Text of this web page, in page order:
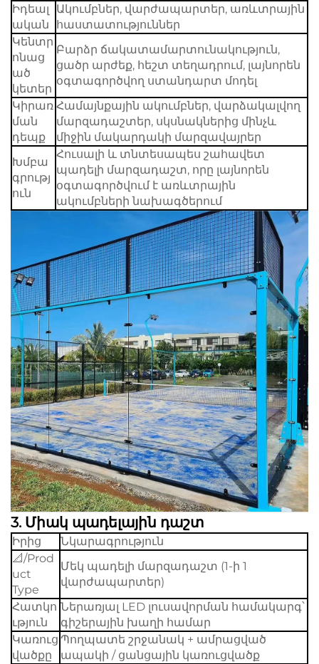
Իդեալ
ական
Ակումբներ, վարժապարտեր, առևտրային
հաստատություններ
Կենտր
ոնաց
ած
կետեր
Բարձր ճակատամարտունակություն,
ցածր արժեք, հեշտ տեղադրում, լայնորեն
օգտագործվող ստանդարտ մոդել
Կիրառ
ման
դեպք
Համայնքային ակումբներ, վարձակալվող
մարզադաշտեր, սկսնակներից մինչև
միջին մակարդակի մարզավայրեր
Խմբա
գրությ
ուն
Հուսալի և տնտեսապես շահավետ
պադելի մարզադաշտ, որը լայնորեն
օգտագործվում է առևտրային
ակումբների նախագծերում
3. Միակ պադելային դաշտ
Իրից
Նկարագրություն
📐/Prod
uct
Type
Մեկ պադելի մարզադաշտ (1-ի 1
վարժապարտեր)
Հատկո
ւթյուն
Ներառյալ LED լուսավորման համակարգ՝
գիշերային խաղի համար
Կառուց
վածքը
Պողպատե շրջանակ + ամրացված
ապակի / ցանցային կառուցվածք